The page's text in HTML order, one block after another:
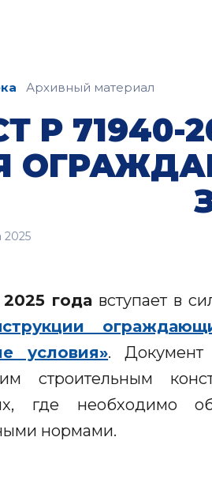
Архивный материал
Р
2025
года вступает в
условия». Документ
строительным
где необходимо
нормами.